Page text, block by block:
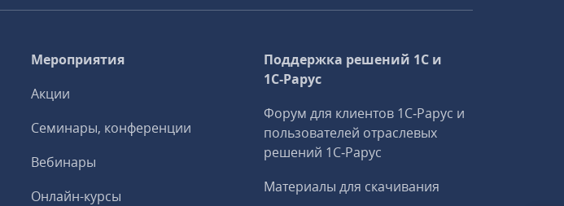
Мероприятия
Акции
Семинары, конференции
Вебинары
Онлайн-курсы
Поддержка решений 1С и
1С‑Рарус
Форум для клиентов 1С‑Рарус и
пользователей отраслевых
решений 1С‑Рарус
Материалы для скачивания